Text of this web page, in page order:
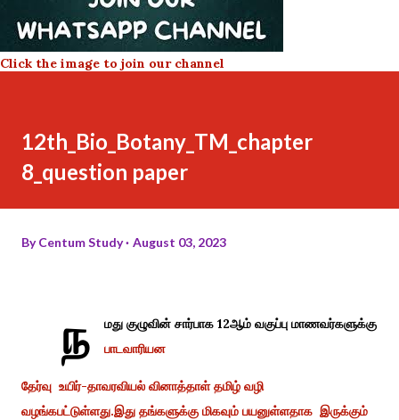
Click the image to join our channel
12th_Bio_Botany_TM_chapter
8_question paper
ByCentum Study August 03, 2023
ந
மது குழுவின் சார்பாக 12ஆம் வகுப்பு மாணவர்களுக்கு
பாடவாரியன
தேர்வு உயிர்-தாவரவியல் வினாத்தாள் தமிழ் வழி
வழங்கபட்டுள்ளது.இது தங்களுக்கு மிகவும் பயனுள்ளதாக இருக்கும்